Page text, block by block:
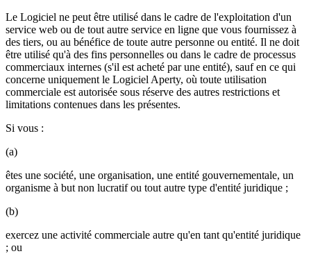
Le Logiciel ne peut être utilisé dans le cadre de l'exploitation d'un
service web ou de tout autre service en ligne que vous fournissez à
des tiers, ou au bénéfice de toute autre personne ou entité. Il ne doit
être utilisé qu'à des fins personnelles ou dans le cadre de processus
commerciaux internes (s'il est acheté par une entité), sauf en ce qui
concerne uniquement le Logiciel Aperty, où toute utilisation
commerciale est autorisée sous réserve des autres restrictions et
limitations contenues dans les présentes.
Si vous :
(a)
êtes une société, une organisation, une entité gouvernementale, un
organisme à but non lucratif ou tout autre type d'entité juridique ;
(b)
exercez une activité commerciale autre qu'en tant qu'entité juridique
; ou